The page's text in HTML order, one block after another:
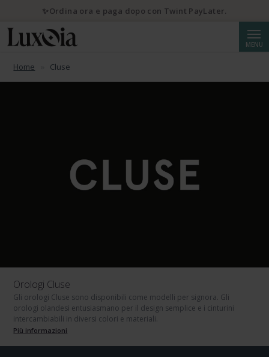
MENU
Home Cluse
Orologi Cluse
Gli orologi Cluse sono disponibili come modelli per signora. Gli
orologi olandesi entusiasmano per il design semplice e i cinturini
intercambiabili in diversi colori e materiali.
Più informazioni
✨Ordina ora e paga dopo con Twint PayLater.